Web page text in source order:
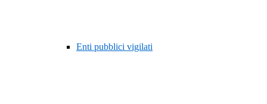
Enti pubblici vigilati